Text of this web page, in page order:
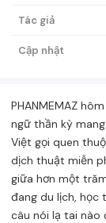
Tác giả
Cập nhật
PHANMEMAZ
ngữ thần kỳ
Việt gọi quen
dịch thuật miễn
giữa hơn một
đang du lịch, học
câu nói lạ tai nào